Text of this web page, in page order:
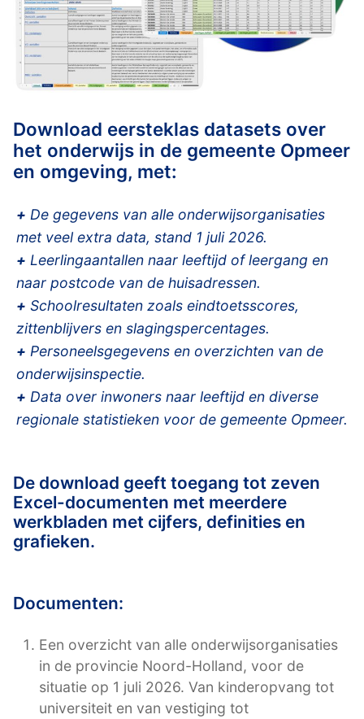
Download eersteklas datasets over
het onderwijs in de gemeente Opmeer
en omgeving, met:
+ De gegevens van alle onderwijsorganisaties
met veel extra data, stand 1 juli 2026.
+ Leerlingaantallen naar leeftijd of leergang en
naar postcode van de huisadressen.
+ Schoolresultaten zoals eindtoetsscores,
zittenblijvers en slagingspercentages.
+ Personeelsgegevens en overzichten van de
onderwijsinspectie.
+ Data over inwoners naar leeftijd en diverse
regionale statistieken voor de gemeente Opmeer.
De download geeft toegang tot zeven
Excel-documenten met meerdere
werkbladen met cijfers, definities en
grafieken.
Documenten:
Een overzicht van alle onderwijsorganisaties
in de provincie Noord-Holland, voor de
situatie op 1 juli 2026. Van kinderopvang tot
universiteit en van vestiging tot